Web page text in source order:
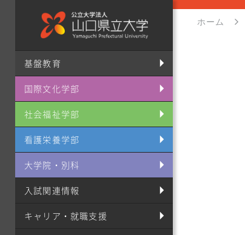
基盤教育
国際文化学部
社会福祉学部
看護栄養学部
大学院・別科
入試関連情報
キャリア・就職支援
ホーム